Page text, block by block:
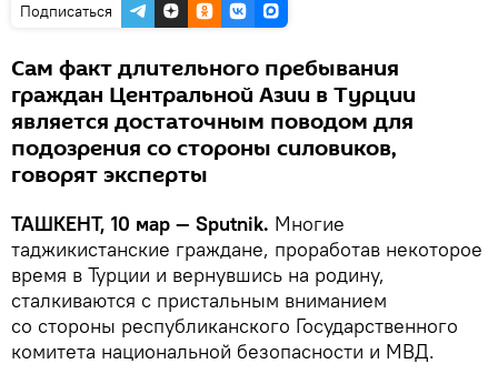
Подписаться
Сам факт длительного пребывания
граждан Центральной Азии в Турции
является достаточным поводом для
подозрения со стороны силовиков,
говорят эксперты
ТАШКЕНТ, 10 мар — Sputnik. Многие
таджикистанские граждане, проработав некоторое
время в Турции и вернувшись на родину,
сталкиваются с пристальным вниманием
со стороны республиканского Государственного
комитета национальной безопасности и МВД.